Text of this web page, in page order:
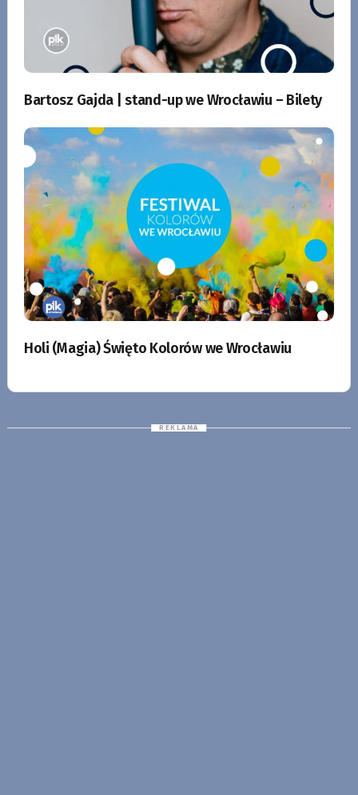
Bartosz Gajda | stand-up we Wrocławiu – Bilety
Holi (Magia) Święto Kolorów we Wrocławiu